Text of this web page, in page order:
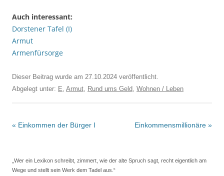
Auch interessant:
Dorstener Tafel (I)
Armut
Armenfürsorge
Dieser Beitrag wurde am 27.10.2024 veröffentlicht.
Abgelegt unter: E, Armut, Rund ums Geld, Wohnen / Leben
Beitrags-
« Einkommen der Bürger I Einkommensmillionäre »
„Wer ein Lexikon schreibt, zimmert, wie der alte Spruch sagt, recht eigentlich am
Wege und stellt sein Werk dem Tadel aus.“